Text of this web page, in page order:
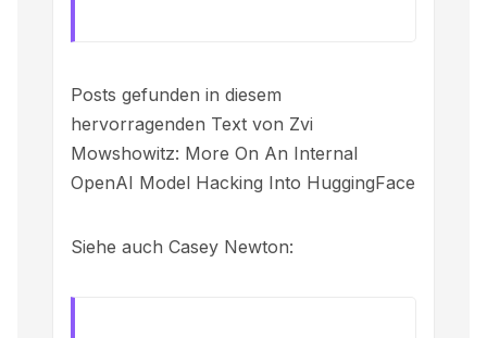
Posts gefunden in diesem
hervorragenden Text von Zvi
Mowshowitz: More On An Internal
OpenAI Model Hacking Into HuggingFace
Siehe auch Casey Newton: